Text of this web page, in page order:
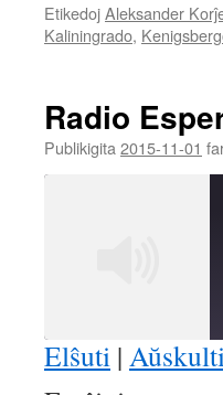
EtikedojAleksander
Kaliningrado,
Radio
Publikigita 2015-11-01
Elŝuti |